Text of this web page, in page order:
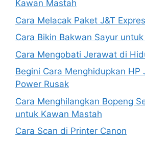
Kawan Mastah
Cara Melacak Paket J&T
Cara Bikin Bakwan Sayur
Cara Mengobati Jerawat di
Begini Cara Menghidupkan HP
Power Rusak
Cara Menghilangkan Bopeng
untuk Kawan Mastah
Cara Scan di Printer Canon